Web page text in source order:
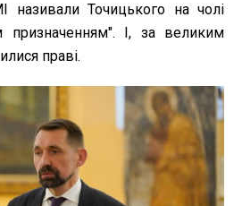
називали Точицького на чолі
І, за великим
праві.